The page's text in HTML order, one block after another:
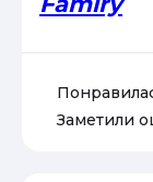
Заметили